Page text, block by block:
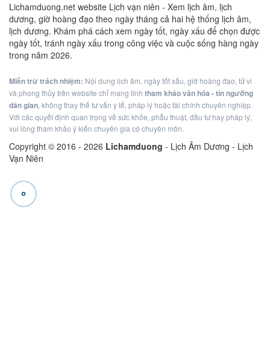
Lichamduong.net website Lịch vạn niên - Xem lịch âm, lịch
dương, giờ hoàng đạo theo ngày tháng cả hai hệ thống lịch âm,
lịch dương. Khám phá cách xem ngày tốt, ngày xấu để chọn được
ngày tốt, tránh ngày xấu trong công việc và cuộc sống hàng ngày
trong năm 2026.
Miễn trừ trách nhiệm: Nội dung lịch âm, ngày tốt xấu, giờ hoàng đạo, tử vi
và phong thủy trên website chỉ mang tính tham khảo văn hóa - tín ngưỡng
dân gian, không thay thế tư vấn y tế, pháp lý hoặc tài chính chuyên nghiệp.
Với các quyết định quan trọng về sức khỏe, phẫu thuật, đầu tư hay pháp lý,
vui lòng tham khảo ý kiến chuyên gia có chuyên môn.
Copyright © 2016 - 2026 Lichamduong - Lịch Âm Dương - Lịch
Vạn Niên